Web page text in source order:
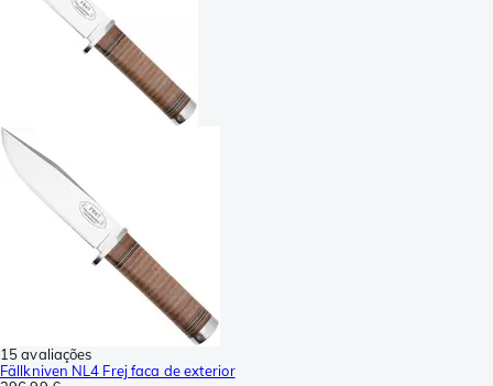
15 avaliações
Fällkniven NL4 Frej faca de exterior